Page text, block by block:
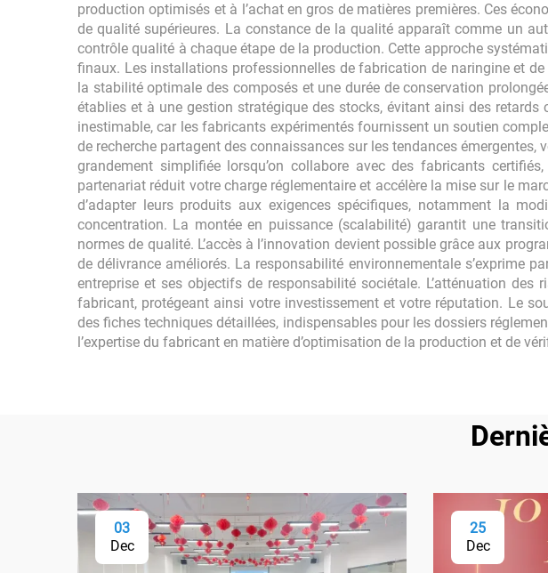
production optimisés et à l’achat en gros de matières premières. Ces
de qualité supérieures. La constance de la qualité apparaît comme un
contrôle qualité à chaque étape de la production. Cette approche
finaux. Les installations professionnelles de fabrication de naringine et
la stabilité optimale des composés et une durée de conservation
établies et à une gestion stratégique des stocks, évitant ainsi des retards
inestimable, car les fabricants expérimentés fournissent un soutien
de recherche partagent des connaissances sur les tendances
grandement simplifiée lorsqu’on collabore avec des fabricants
partenariat réduit votre charge réglementaire et accélère la mise sur le
d’adapter leurs produits aux exigences spécifiques, notamment la
concentration. La montée en puissance (scalabilité) garantit une
normes de qualité. L’accès à l’innovation devient possible grâce aux
de délivrance améliorés. La responsabilité environnementale s’exprime
entreprise et ses objectifs de responsabilité sociétale. L’atténuation
fabricant, protégeant ainsi votre investissement et votre réputation. Le
des fiches techniques détaillées, indispensables pour les dossiers
l’expertise du fabricant en matière d’optimisation de la production et de
03
Dec
25
Dec